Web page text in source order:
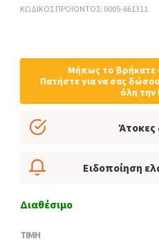
ΚΩΔΙΚΟΣ ΠΡΟΪΟΝΤΟΣ 0005-661311
ΤΙΜΗ
Μήπως το βρήκατε
Πατήστε για να σας
όλη την
Άτοκες
Ειδοποίηση
Διαθέσιμο